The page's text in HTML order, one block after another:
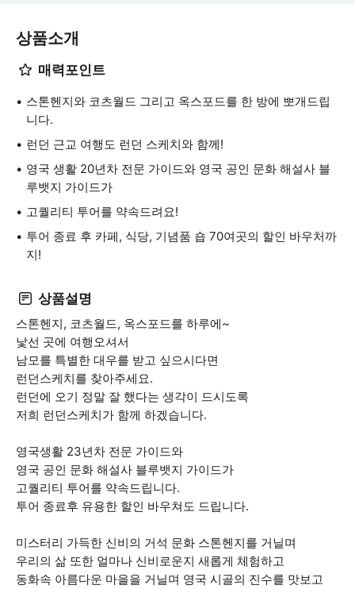
상품소개
매력포인트
스톤헨지와 코츠월드 그리고 옥스포드를 한 방에 뽀개드립
니다.
런던 근교 여행도 런던 스케치와 함께!
영국 생활 20년차 전문 가이드와 영국 공인 문화 해설사 블
루뱃지 가이드가
고퀄리티 투어를 약속드려요!
투어 종료 후 카페, 식당, 기념품 숍 70여곳의 할인 바우처까
지!
상품설명
스톤헨지, 코츠월드, 옥스포드를 하루에~
낯선 곳에 여행오셔서
남모를 특별한 대우를 받고 싶으시다면
런던스케치를 찾아주세요.
런던에 오기 정말 잘 했다는 생각이 드시도록
저희 런던스케치가 함께 하겠습니다.
영국생활 23년차 전문 가이드와
영국 공인 문화 해설사 블루뱃지 가이드가
고퀄리티 투어를 약속드립니다.
투어 종료후 유용한 할인 바우쳐도 드립니다.
미스터리 가득한 신비의 거석 문화 스톤헨지를 거닐며
우리의 삶 또한 얼마나 신비로운지 새롭게 체험하고
동화속 아름다운 마을을 거닐며 영국 시골의 진수를 맛보고